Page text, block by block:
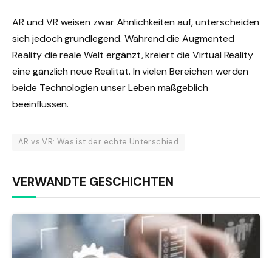
AR und VR weisen zwar Ähnlichkeiten auf, unterscheiden
sich jedoch grundlegend. Während die Augmented
Reality die reale Welt ergänzt, kreiert die Virtual Reality
eine gänzlich neue Realität. In vielen Bereichen werden
beide Technologien unser Leben maßgeblich
beeinflussen.
AR vs VR: Was ist der echte Unterschied
VERWANDTE GESCHICHTEN